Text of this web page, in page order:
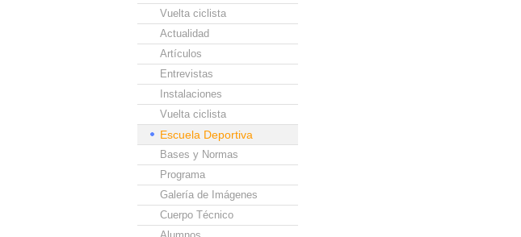
Vuelta ciclista
Actualidad
Artículos
Entrevistas
Instalaciones
Vuelta ciclista
Escuela Deportiva
Bases y Normas
Programa
Galería de Imágenes
Cuerpo Técnico